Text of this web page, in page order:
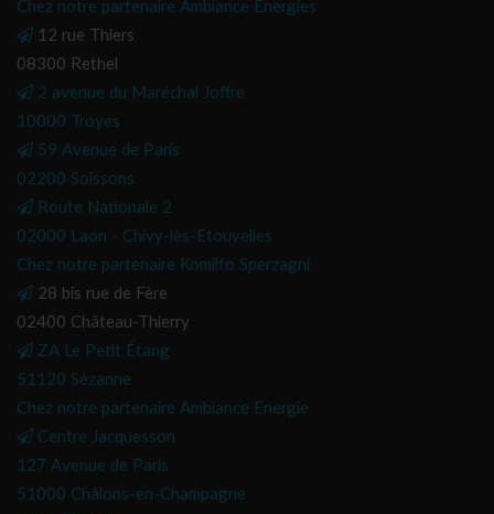
Chez notre partenaire Ambiance Energies
12 rue Thiers
08300 Rethel
2 avenue du Maréchal Joffre
10000 Troyes
59 Avenue de Paris
02200 Soissons
Route Nationale 2
02000 Laon - Chivy-lès-Etouvelles
Chez notre partenaire Komilfo Sperzagni
28 bis rue de Fère
02400 Château-Thierry
ZA Le Petit Étang
51120 Sézanne
Chez notre partenaire Ambiance Energie
Centre Jacquesson
127 Avenue de Paris
51000 Châlons-en-Champagne